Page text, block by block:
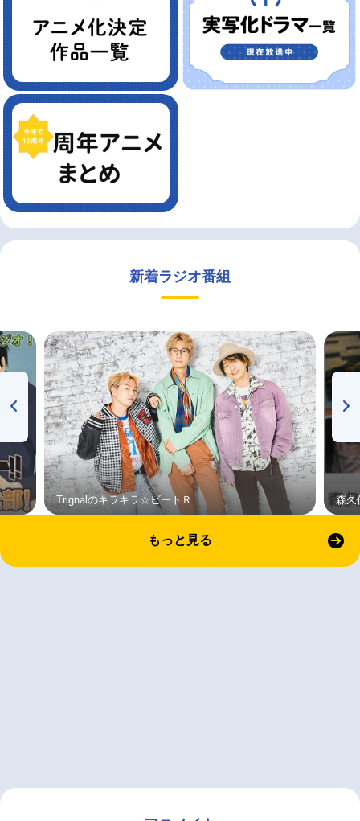
新着ラジオ番組
Trignalのキラキラ☆ビートＲ 森久
もっと見る